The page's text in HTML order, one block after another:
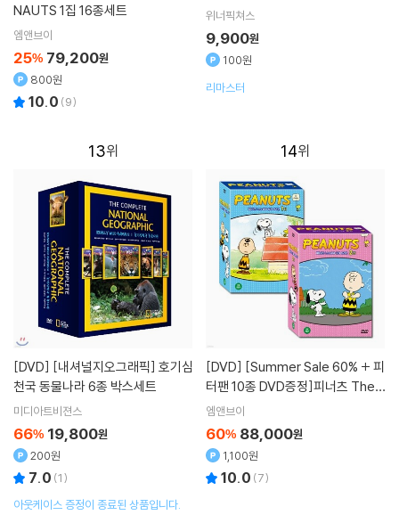
NAUTS 1집 16종세트
엠앤브이
25% 79,200원
800원
10.0 (9)
위너픽쳐스
9,900원
100원
리마스터
13
[DVD]
천국 동물나라 6종 박스세트
미디아트비젼스
66% 19,800원
200원
7.0 (1)
아웃케이스 증정이 종료된 상품입니다.
14
[DVD]
터팬 10종 DVD증정]피너츠 The P
eanuts : 스누피와 찰리 브라운 1+
2집 20종세트
엠앤브이
60% 88,000원
1,100원
10.0 (7)